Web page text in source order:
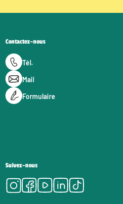
Contactez-nous
Tél.
Mail
Formulaire
Suivez-nous
Instagram
Facebook
Youtube
LinkedIn
Tiktok